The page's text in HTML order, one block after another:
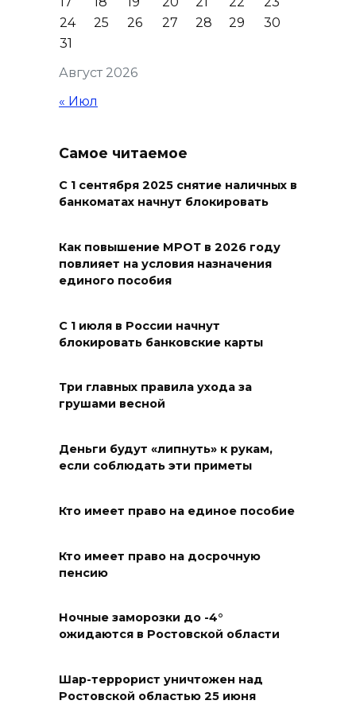
на субботник в парке
Островского
Сносить нельзя, сохранять
Рувинского от запустения
08 августа 2026 14:04
поджег газ в квартире
бывшей жены, эвакуированы
7 человек
с Днем физкультурника
Ростовчане оказались среди
Новороссийске
В Ростовской области
техногенных пожаров и 30
возгораний растительности
Август 2026
24
25 26 27 28 29
30
31
« Июл
Самое читаемое
С 1 сентября 2025 снятие наличных в
банкоматах начнут блокировать
Как повышение МРОТ в 2026 году
повлияет на условия назначения
единого пособия
С 1 июля в России начнут
блокировать банковские карты
Три главных правила ухода за
грушами весной
Деньги будут «липнуть» к рукам,
если соблюдать эти приметы
Кто имеет право на единое пособие
Кто имеет право на досрочную
пенсию
Ночные заморозки до -4°
ожидаются в Ростовской области
Шар-террорист уничтожен над
Ростовской областью 25 июня